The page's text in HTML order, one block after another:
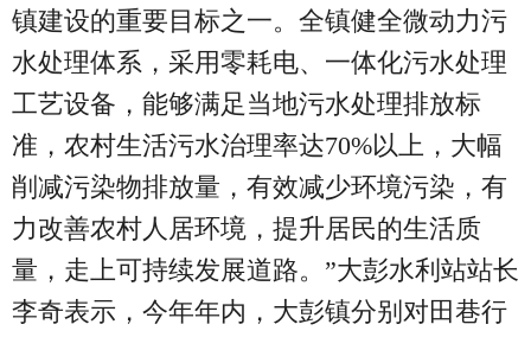
镇建设的重要目标之一。全镇健全微动力污
水处理体系，采用零耗电、一体化污水处理
工艺设备，能够满足当地污水处理排放标
准，农村生活污水治理率达70%以上，大幅
削减污染物排放量，有效减少环境污染，有
力改善农村人居环境，提升居民的生活质
量，走上可持续发展道路。”大彭水利站站长
李奇表示，今年年内，大彭镇分别对田巷行